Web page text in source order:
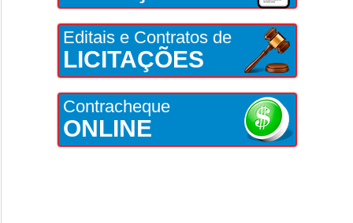
Editais e Contratos de
LICITAÇÕES
Contracheque
ONLINE